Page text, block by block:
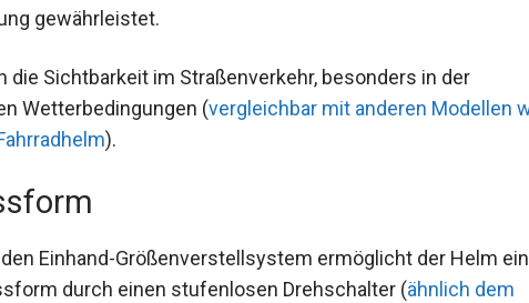
gewährleistet.
Sichtbarkeit im Straßenverkehr, besonders in der
Wetterbedingungen (vergleichbar mit anderen Modellen
Fahrradhelm
Einhand-Größenverstellsystem ermöglicht der Helm
Passform durch einen stufenlosen Drehschalter (ähnlich